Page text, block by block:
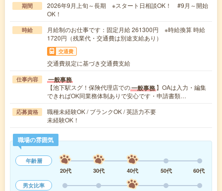
期間
2026年9月上旬～長期 ※スタート日相談OK！ #9月～開始
OK！
時給
月給制のお仕事です：固定月給 261300円 ※時給換算 時給
1720円（残業代・交通費は別途支給あり）
交通費
交通費規定に基づき交通費支給
仕事内容 一般事務
【池下駅スグ！保険代理店での一般事務】OAは入力・編集
できればOK同業務体制ありで安心です・申請書類…
応募資格
職種未経験OK / ブランクOK / 英語力不要
未経験OK！
職場の雰囲気
年齢層
20代
30代 40代 50代
60代
男女比率